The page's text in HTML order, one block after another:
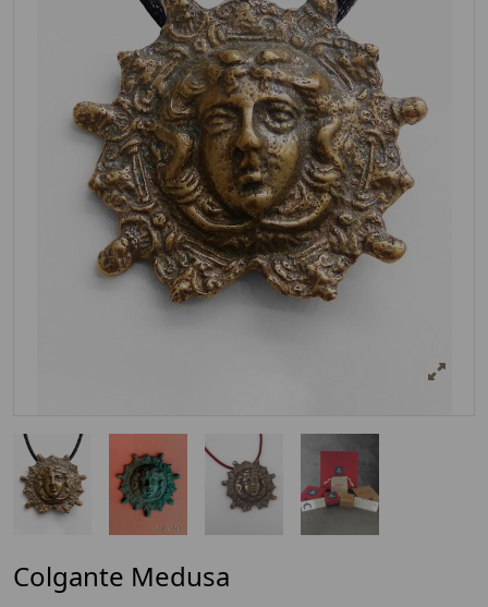
Colgante Medusa